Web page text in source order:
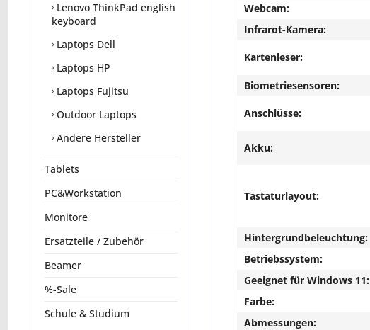
Lenovo ThinkPad english
keyboard
Laptops Dell
Laptops HP
Laptops Fujitsu
Outdoor Laptops
Andere Hersteller
Tablets
PC&Workstation
Monitore
Ersatzteile / Zubehör
Beamer
%-Sale
Schule & Studium
Webcam:
Infrarot-Kamera:
Kartenleser:
Biometriesensoren:
Anschlüsse:
Akku:
Tastaturlayout:
Hintergrundbeleuchtung:
Betriebssystem:
Geeignet für Windows 11:
Farbe:
Abmessungen: